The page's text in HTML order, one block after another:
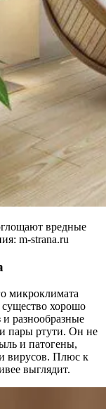
вредные
m-strana.ru
микроклимата
хорошо
разнообразные
пары ртути. Он не
и патогены,
вирусов. Плюс к
выглядит.